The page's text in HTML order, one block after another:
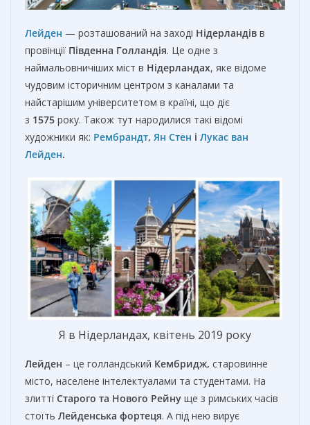
Лейден — розташований на заході Нідерландів в
провінції Південна Голландія. Це одне з
наймальовничіших міст в Нідерландах, яке відоме
чудовим історичним центром з каналами та
найстарішим університетом в країні, що діє
з 1575 року. Також тут народилися такі відомі
художники як: Рембрандт, Ян Стен і Лукас ван
Лейден.
Я в Нідерландах, квітень 2019 року
Лейден – це голландський Кембридж, старовинне
місто, населене інтелектуалами та студентами. На
злитті Старого та Нового Рейну ще з римських часів
стоїть Лейденська фортеця. А під нею вирує